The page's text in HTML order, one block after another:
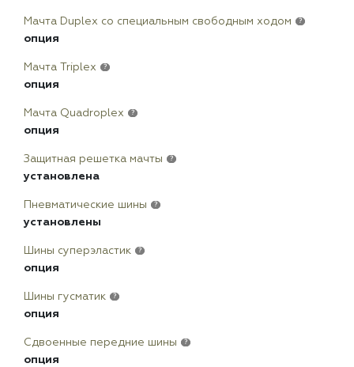
Мачта Duplex со специальным свободным ходом ?
опция
Мачта Triplex ?
опция
Мачта Quadroplex ?
опция
Защитная решетка мачты ?
установлена
Пневматические шины ?
установлены
Шины суперэластик ?
опция
Шины гусматик ?
опция
Сдвоенные передние шины ?
опция